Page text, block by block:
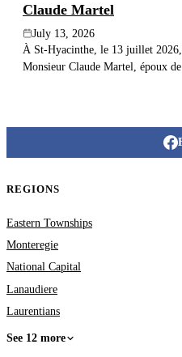
Claude Martel
July 13, 2026
À St-Hyacinthe, le 13 juillet 2026,
Monsieur Claude Martel, époux
REGIONS
Eastern Townships
Monteregie
National Capital
Lanaudiere
Laurentians
See 12 more